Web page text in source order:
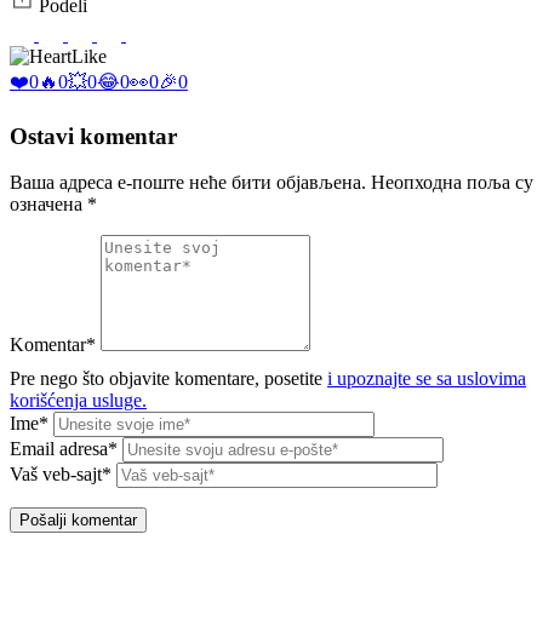
Podeli
Like
❤️0🔥0💥0😂0👀0🎉0
Ostavi komentar
Ваша адреса е-поште неће бити објављена. Неопходна поља су
означена *
Komentar*
Pre nego što objavite komentare, posetite i upoznajte se sa uslovima
korišćenja usluge.
Ime*
Email adresa*
Vaš veb-sajt*